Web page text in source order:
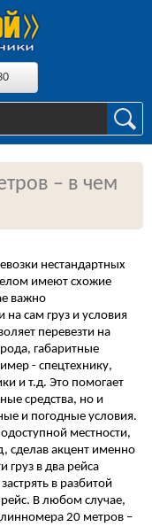
– в чем
нестандартных
имеют схожие
важно
сам груз и условия
перевезти на
габаритные
- спецтехнику,
и т.д. Это помогает
средства, но и
и погодные условия.
местности,
сделав акцент именно
груз в два рейса
в разбитой
В любом случае,
20 метров –